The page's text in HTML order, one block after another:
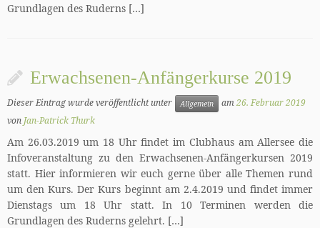
Grundlagen des Ruderns […]
Erwachsenen-Anfängerkurse 2019
Dieser Eintrag wurde veröffentlicht unter Allgemein am26. Februar 2019
von Jan-Patrick Thurk
Am 26.03.2019 um 18 Uhr findet im Clubhaus am Allersee die
Infoveranstaltung zu den Erwachsenen-Anfängerkursen 2019
statt. Hier informieren wir euch gerne über alle Themen rund
um den Kurs. Der Kurs beginnt am 2.4.2019 und findet immer
Dienstags um 18 Uhr statt. In 10 Terminen werden die
Grundlagen des Ruderns gelehrt. […]